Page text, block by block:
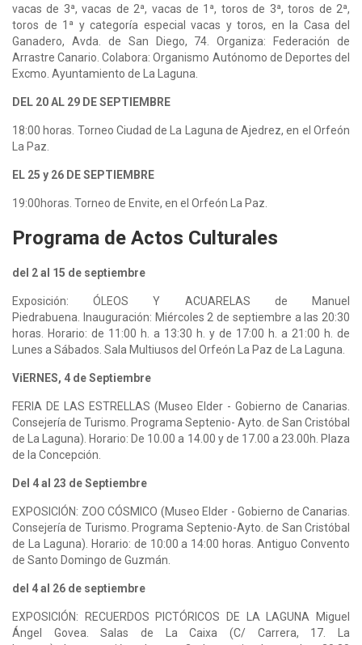
vacas de 3ª, vacas de 2ª, vacas de 1ª, toros de 3ª, toros de 2ª,
toros de 1ª y categoría especial vacas y toros, en la Casa del
Ganadero, Avda. de San Diego, 74. Organiza: Federación de
Arrastre Canario. Colabora: Organismo Autónomo de Deportes del
Excmo. Ayuntamiento de La Laguna.
DEL 20 AL 29 DE SEPTIEMBRE
18:00 horas. Torneo Ciudad de La Laguna de Ajedrez, en el Orfeón
La Paz.
EL 25 y 26 DE SEPTIEMBRE
19:00horas. Torneo de Envite, en el Orfeón La Paz.
Programa de Actos Culturales
del 2 al 15 de septiembre
Exposición: ÓLEOS Y ACUARELAS de Manuel
Piedrabuena. Inauguración: Miércoles 2 de septiembre a las 20:30
horas. Horario: de 11:00 h. a 13:30 h. y de 17:00 h. a 21:00 h. de
Lunes a Sábados. Sala Multiusos del Orfeón La Paz de La Laguna.
ViERNES, 4 de Septiembre
FERIA DE LAS ESTRELLAS (Museo Elder - Gobierno de Canarias.
Consejería de Turismo. Programa Septenio- Ayto. de San Cristóbal
de La Laguna). Horario: De 10.00 a 14.00 y de 17.00 a 23.00h. Plaza
de la Concepción.
Del 4 al 23 de Septiembre
EXPOSICIÓN: ZOO CÓSMICO (Museo Elder - Gobierno de Canarias.
Consejería de Turismo. Programa Septenio-Ayto. de San Cristóbal
de La Laguna). Horario: de 10:00 a 14:00 horas. Antiguo Convento
de Santo Domingo de Guzmán.
del 4 al 26 de septiembre
EXPOSICIÓN: RECUERDOS PICTÓRICOS DE LA LAGUNA Miguel
Ángel Govea. Salas de La Caixa (C/ Carrera, 17. La